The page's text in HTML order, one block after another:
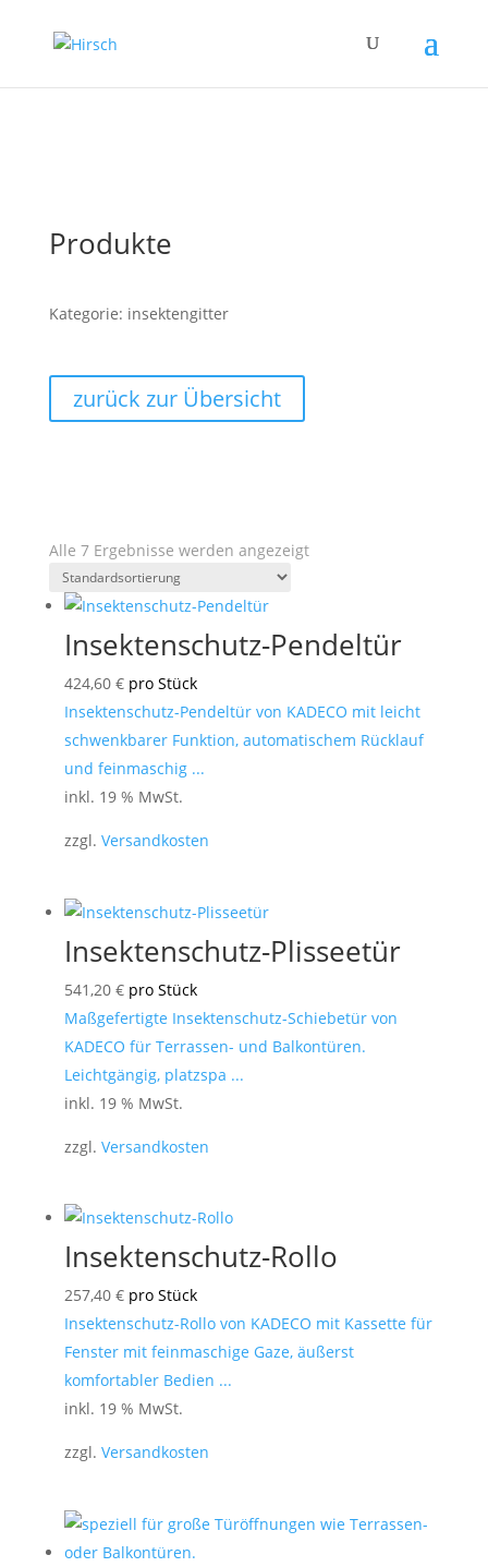
Produkte
Kategorie: insektengitter
zurück zur Übersicht
Alle 7 Ergebnisse werden angezeigt
Insektenschutz-Pendeltür
424,60 € pro Stück
Insektenschutz-Pendeltür von KADECO mit leicht
schwenkbarer Funktion, automatischem Rücklauf
und feinmaschig ...
inkl. 19 % MwSt.
zzgl. Versandkosten
Insektenschutz-Plisseetür
541,20 € pro Stück
Maßgefertigte Insektenschutz-Schiebetür von
KADECO für Terrassen- und Balkontüren.
Leichtgängig, platzspa ...
inkl. 19 % MwSt.
zzgl. Versandkosten
Insektenschutz-Rollo
257,40 € pro Stück
Insektenschutz-Rollo von KADECO mit Kassette für
Fenster mit feinmaschige Gaze, äußerst
komfortabler Bedien ...
inkl. 19 % MwSt.
zzgl. Versandkosten